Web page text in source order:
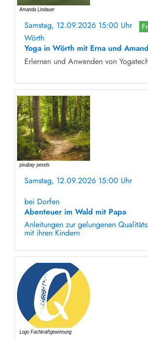
Samstag, 12.09.2026 15:00 Uhr
Wörth
Yoga in Wörth mit Erna und
Erlernen und Anwenden von
Samstag, 12.09.2026 15:00 Uhr
bei Dorfen
Abenteuer im Wald mit Papa
Anleitungen zur gelungenen
mit ihren Kindern